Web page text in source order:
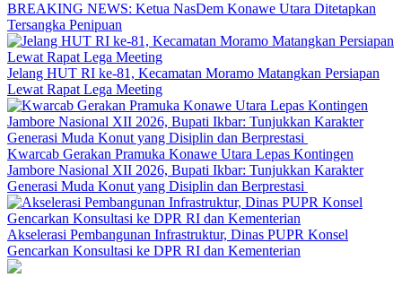
BREAKING NEWS: Ketua NasDem Konawe Utara Ditetapkan
Tersangka Penipuan
‎Jelang HUT RI ke-81, Kecamatan Moramo Matangkan Persiapan
Lewat Rapat Lega Meeting
‎Kwarcab Gerakan Pramuka Konawe Utara Lepas Kontingen
Jambore Nasional XII 2026, Bupati Ikbar: Tunjukkan Karakter
Generasi Muda Konut yang Disiplin dan Berprestasi ‎
Akselerasi Pembangunan Infrastruktur, Dinas PUPR Konsel
Gencarkan Konsultasi ke DPR RI dan Kementerian